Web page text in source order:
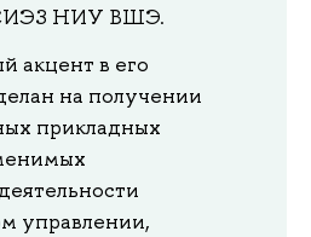
НИУ ВШЭ.
акцент в его
на получении
прикладных
управлении,